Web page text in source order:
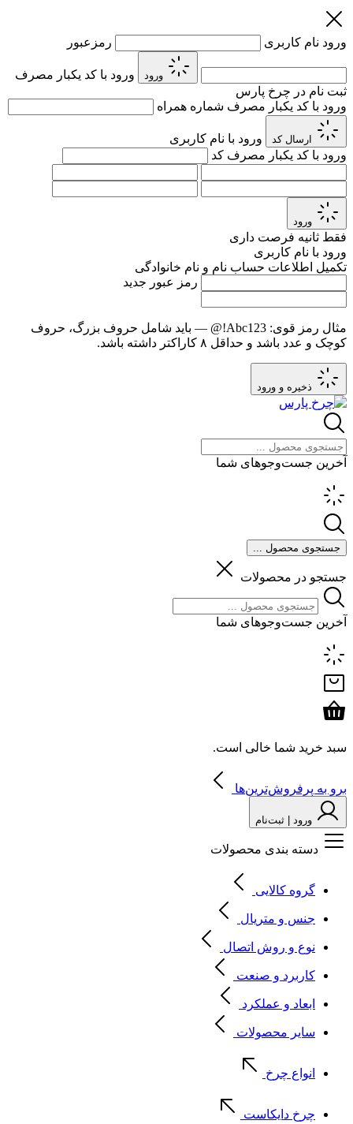
ورود نام کاربری رمزعبور
ورود
ورود با کد یکبار مصرف
ثبت نام در چرخ پارس
ورود با کد یکبار مصرف شماره همراه
ارسال کد
ورود با نام کاربری
ورود با کد یکبار مصرف کد
ورود
فقط ثانیه فرصت داری
ورود با نام کاربری
تکمیل اطلاعات حساب نام و نام خانوادگی
رمز عبور جدید
مثال رمز قوی: Abc123!@
— باید شامل حروف بزرگ، حروف
کوچک و عدد باشد و حداقل ۸ کاراکتر داشته باشد.
ذخیره و ورود
آخرین جست‌وجوهای شما
جستجوی محصول ...
جستجو در محصولات
آخرین جست‌وجوهای شما
سبد خرید شما خالی است.
برو به پرفروش‌ترین‌ها
ورود | ثبت‌نام
دسته بندی محصولات
گروه کالایی
جنس و متریال
نوع و روش اتصال
کاربرد و صنعت
ابعاد و عملکرد
سایر محصولات
انواع چرخ
چرخ دایکاست